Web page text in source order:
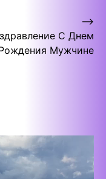
С Днем
Мужчине
⟶